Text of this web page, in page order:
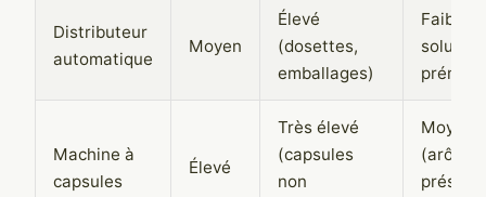
Distributeur
automatique
Moyen
Élevé
(dosettes,
emballages)
Faible
soluble
Machine à
capsules
Élevé
Très élevé
(capsules
non
Moyen
(arômes